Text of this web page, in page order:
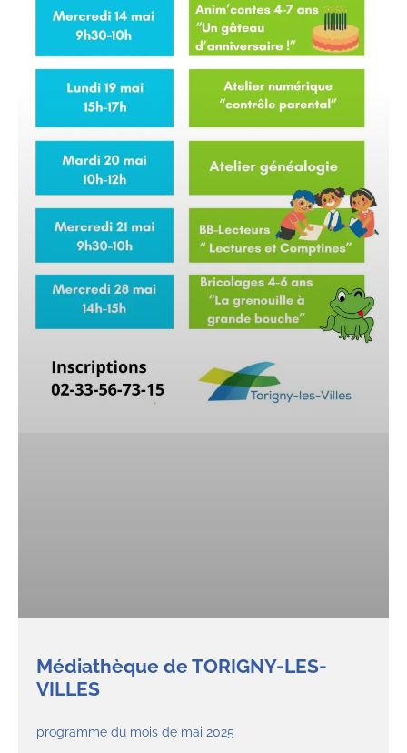
Médiathèque de TORIGNY-LES-
VILLES
programme du mois de mai 2025